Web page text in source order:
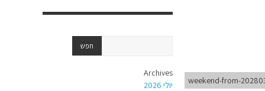
weekend-from-
Archives
יולי 2026